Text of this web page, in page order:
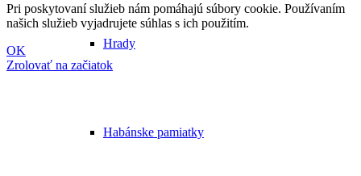
Hrady
Habánske pamiatky
Pri poskytovaní služieb nám pomáhajú súbory cookie. Používaním
našich služieb vyjadrujete súhlas s ich použitím.
OK
Zrolovať na začiatok